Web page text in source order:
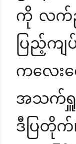
ကို လက်ညှို
ပြည့်က
ကလေး
အသက်ရှူဖို့
ဒီပြတိုက်